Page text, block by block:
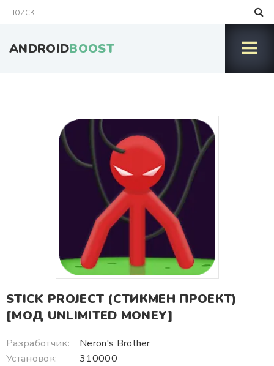
ANDROIDBOOST
STICK PROJECT (СТИКМЕН ПРОЕКТ)
[МОД UNLIMITED MONEY]
Разработчик:
Neron's Brother
Установок:
310000